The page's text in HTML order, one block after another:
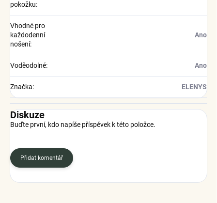
pokožku:
Vhodné pro
každodenní
nošení:
Ano
Voděodolné: Ano
Značka: ELENYS
Diskuze
Buďte první, kdo napíše příspěvek k této položce.
Přidat komentář